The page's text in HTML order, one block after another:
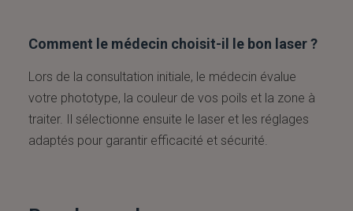
Comment le médecin choisit-il le bon laser ?
Lors de la consultation initiale, le médecin évalue
votre phototype, la couleur de vos poils et la zone à
traiter. Il sélectionne ensuite le laser et les réglages
adaptés pour garantir efficacité et sécurité.